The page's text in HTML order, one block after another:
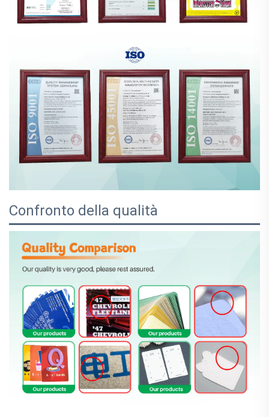
Confronto della qualità